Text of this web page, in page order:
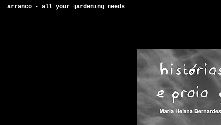
arranco - all your gardening needs